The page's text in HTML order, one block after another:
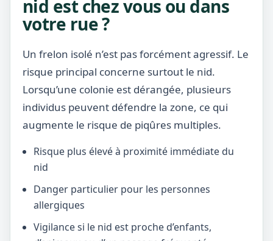
nid est chez vous ou dans
votre rue ?
Un frelon isolé n’est pas forcément agressif. Le
risque principal concerne surtout le nid.
Lorsqu’une colonie est dérangée, plusieurs
individus peuvent défendre la zone, ce qui
augmente le risque de piqûres multiples.
Risque plus élevé à proximité immédiate du
nid
Danger particulier pour les personnes
allergiques
Vigilance si le nid est proche d’enfants,